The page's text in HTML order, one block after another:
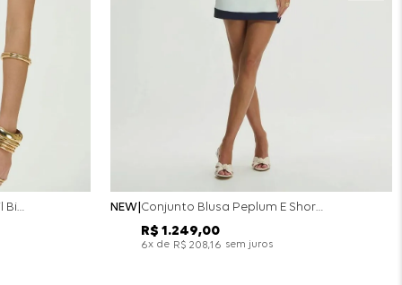
Conjunto Colete Calça Barril Bicolor Alfaiataria - Off White NEW Conjunto Blusa Peplum E Short Saia Bicolor - Off White
R$ 1.249,00
6x de R$ 208,16 sem juros